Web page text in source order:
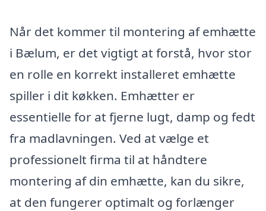
Når det kommer til montering af emhætte
i Bælum, er det vigtigt at forstå, hvor stor
en rolle en korrekt installeret emhætte
spiller i dit køkken. Emhætter er
essentielle for at fjerne lugt, damp og fedt
fra madlavningen. Ved at vælge et
professionelt firma til at håndtere
montering af din emhætte, kan du sikre,
at den fungerer optimalt og forlænger